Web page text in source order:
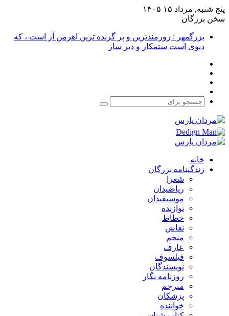
پنج شنبه, مرداد ۱۵ ۱۴۰۵
سخن بزرگان
بزرگمهر : زورمندترین و پر گزنده ترین اهرمن آز است ، که
دیوی است ستمکار و دیر ساز
جستجو
خانه
زندگینامه بزرگان
شعرا
ریاضیدان
موسیقیدان
نوازنده
خطاط
نقاش
منجم
عارف
فیلسوف
نویسندگان
روزنامه نگار
مترجم
پزشکان
خواننده